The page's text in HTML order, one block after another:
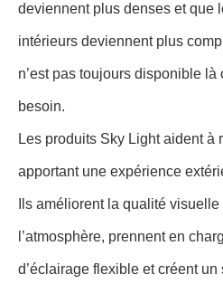
deviennent plus denses et que
intérieurs deviennent plus
n’est pas toujours disponible
besoin.
Les produits Sky Light aident à
apportant une expérience
Ils améliorent la qualité
l’atmosphère, prennent en
d’éclairage flexible et créent un